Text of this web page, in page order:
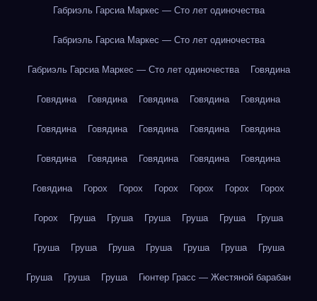
Габриэль Гарсиа Маркес — Сто лет одиночества
Габриэль Гарсиа Маркес — Сто лет одиночества
Габриэль Гарсиа Маркес — Сто лет одиночества Говядина
Говядина Говядина Говядина Говядина Говядина
Говядина Говядина Говядина Говядина Говядина
Говядина Говядина Говядина Говядина Говядина
Говядина Горох Горох Горох Горох Горох Горох
Горох Груша Груша Груша Груша Груша Груша
Груша Груша Груша Груша Груша Груша Груша
Груша Груша Груша Гюнтер Грасс — Жестяной барабан